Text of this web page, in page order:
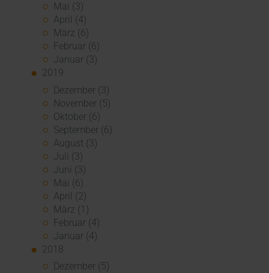
Mai (3)
April (4)
März (6)
Februar (6)
Januar (3)
2019
Dezember (3)
November (5)
Oktober (6)
September (6)
August (3)
Juli (3)
Juni (3)
Mai (6)
April (2)
März (1)
Februar (4)
Januar (4)
2018
Dezember (5)